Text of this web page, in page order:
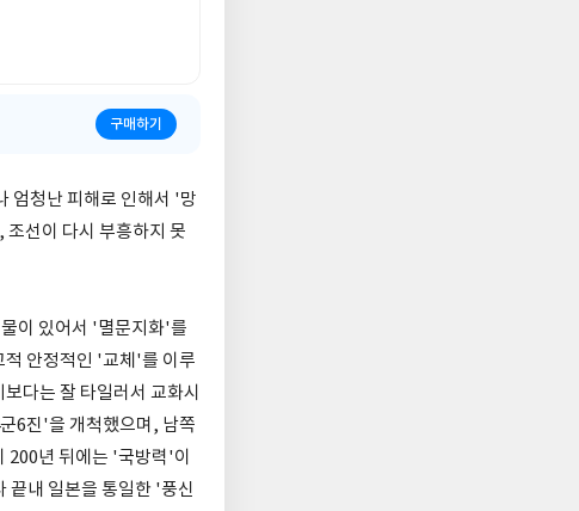
구매하기
엄청난 피해로 인해서 '망
선이 다시 부흥하지 못
이 있어서 '멸문지화'를
적 안정적인 '교체'를 이루
다는 잘 타일러서 교화시
6진'을 개척했으며, 남쪽
200년 뒤에는 '국방력'이
끝내 일본을 통일한 '풍신